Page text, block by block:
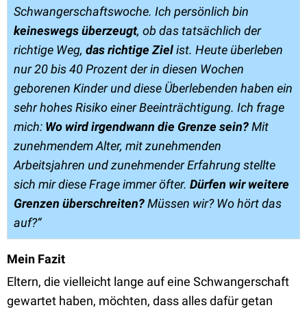
Schwangerschaftswoche. Ich persönlich bin
keineswegs überzeugt, ob das tatsächlich der
richtige Weg, das richtige Zielist. Heute überleben
nur 20 bis 40 Prozent der in diesen Wochen
geborenen Kinder und diese Überlebenden haben ein
sehr hohes Risiko einer Beeinträchtigung. Ich frage
mich: Wo wird irgendwann die Grenze sein?Mit
zunehmendem Alter, mit zunehmenden
Arbeitsjahren und zunehmender Erfahrung stellte
sich mir diese Frage immer öfter. Dürfen wir weitere
Grenzen überschreiten?Müssen wir? Wo hört das
auf?“
Mein Fazit
Eltern, die vielleicht lange auf eine Schwangerschaft
gewartet haben, möchten, dass alles dafür getan